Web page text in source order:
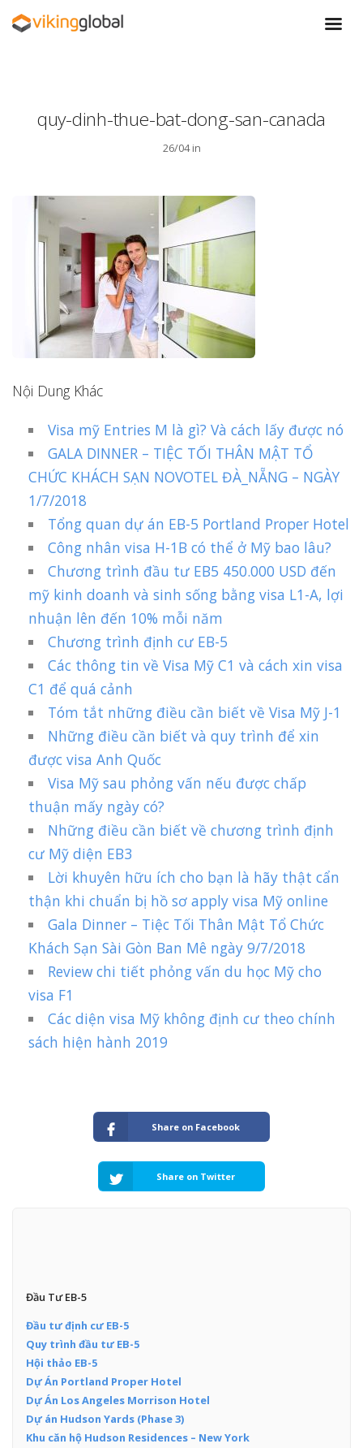
quy-dinh-thue-bat-dong-san-canada
26/04 in
Nội Dung Khác
Visa mỹ Entries M là gì? Và cách lấy được nó
GALA DINNER – TIỆC TỐI THÂN MẬT TỔ
CHỨC KHÁCH SẠN NOVOTEL ĐÀ_NẴNG – NGÀY
1/7/2018
Tổng quan dự án EB-5 Portland Proper Hotel
Công nhân visa H-1B có thể ở Mỹ bao lâu?
Chương trình đầu tư EB5 450.000 USD đến
mỹ kinh doanh và sinh sống bằng visa L1-A, lợi
nhuận lên đến 10% mỗi năm
Chương trình định cư EB-5
Các thông tin về Visa Mỹ C1 và cách xin visa
C1 để quá cảnh
Tóm tắt những điều cần biết về Visa Mỹ J-1
Những điều cần biết và quy trình để xin
được visa Anh Quốc
Visa Mỹ sau phỏng vấn nếu được chấp
thuận mấy ngày có?
Những điều cần biết về chương trình định
cư Mỹ diện EB3
Lời khuyên hữu ích cho bạn là hãy thật cẩn
thận khi chuẩn bị hồ sơ apply visa Mỹ online
Gala Dinner – Tiệc Tối Thân Mật Tổ Chức
Khách Sạn Sài Gòn Ban Mê ngày 9/7/2018
Review chi tiết phỏng vấn du học Mỹ cho
visa F1
Các diện visa Mỹ không định cư theo chính
sách hiện hành 2019
Share on Facebook
Share on Twitter
Đầu Tư EB-5
Đầu tư định cư EB-5
Quy trình đầu tư EB-5
Hội thảo EB-5
Dự Án Portland Proper Hotel
Dự Án Los Angeles Morrison Hotel
Dự án Hudson Yards (Phase 3)
Khu căn hộ Hudson Residences – New York